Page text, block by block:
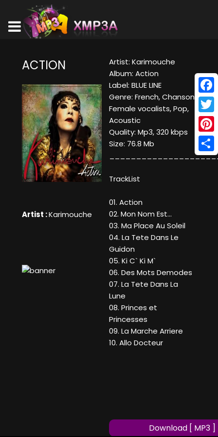
ACTION
Artist :Karimouche
Artist: Karimouche
Album: Action
Label: BLUE LINE
Genre: French, Chanson,
Female vocalists, Pop,
Acoustic
Quality: Mp3, 320 kbps
Size: 76.8 Mb
TrackList
01. Action
02. Mon Nom Est...
03. Ma Place Au Soleil
04. La Tete Dans Le
Guidon
05. Ki C` Ki M`
06. Des Mots Demodes
07. La Tete Dans La
Lune
08. Princes et
Princesses
09. La Marche Arriere
10. Allo Docteur
Download [ MP3 ]